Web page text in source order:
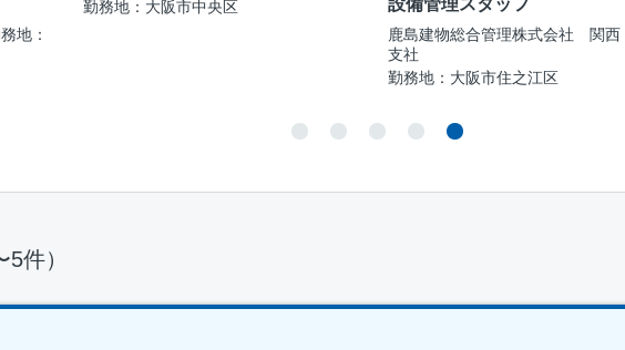
地：
勤務地：大阪市中央区
設備管理スタッフ
鹿島建物総合管理株式会社 関西
支社
勤務地：大阪市住之江区
5件）